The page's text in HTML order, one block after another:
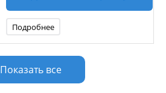
Подробнее
Показать все